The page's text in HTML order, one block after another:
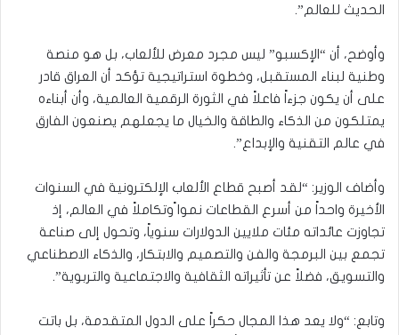
الحديث للعالم”.
وأوضح، أن “الإكسبو” ليس مجرد معرض للألعاب، بل هو منصة
وطنية لبناء المستقبل، وخطوة استراتيجية تؤكد أن العراق قادر
على أن يكون جزءاً فاعلاً في الثورة الرقمية العالمية، وأن أبناءه
يمتلكون من الذكاء والطاقة والخيال ما يجعلهم يصنعون الفارق
في عالم التقنية والإبداع”.
وأضاف الوزير: “لقد أصبح قطاع الألعاب الإلكترونية في السنوات
الأخيرة واحداً من أسرع القطاعات نموا ًوتكاملاً في العالم، إذ
تجاوزت عائداته مئات ملايين الدولارات سنوياً، وتحول إلى صناعة
تجمع بين البرمجة والفن والتصميم والابتكار، والذكاء الاصطناعي
والتسويق، فضلاً عن تأثيراته الثقافية والاجتماعية والتربوية”.
وتابع: “ولا يعد هذا المجال حكراً على الدول المتقدمة، بل باتت